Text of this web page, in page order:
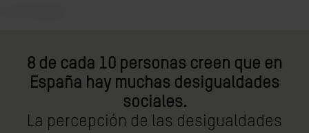
8 de cada 10 personas creen que en
España hay muchas desigualdades
sociales.
La percepción de las desigualdades